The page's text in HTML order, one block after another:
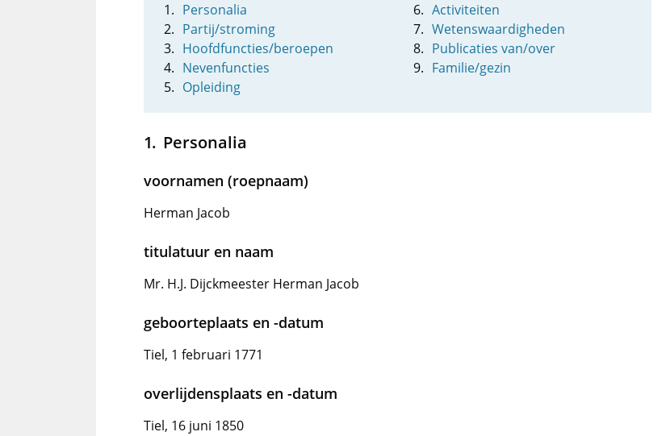
Personalia
Partij/stroming
Hoofdfuncties/beroepen
Nevenfuncties
Opleiding
Activiteiten
Wetenswaardigheden
Publicaties van/over
Familie/gezin
Personalia
voornamen (roepnaam)
Herman Jacob
titulatuur en naam
Mr. H.J. Dijckmeester Herman Jacob
geboorteplaats en -datum
Tiel, 1 februari 1771
overlijdensplaats en -datum
Tiel, 16 juni 1850